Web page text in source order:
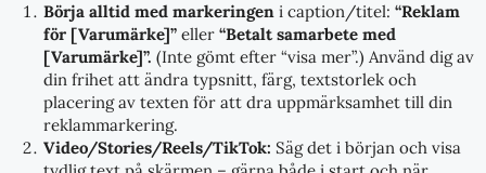
Börja alltid med markeringeni caption/titel: “Reklam
för [Varumärke]”eller “Betalt samarbete med
[Varumärke]”. (Inte gömt efter “visa mer”.) Använd dig av
din frihet att ändra typsnitt, färg, textstorlek och
placering av texten för att dra uppmärksamhet till din
reklammarkering.
Video/Stories/Reels/TikTok: Säg det i början och visa